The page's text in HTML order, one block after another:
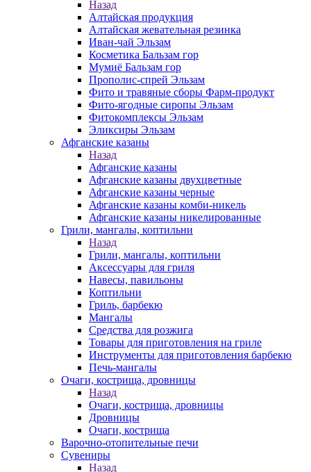
Назад
Алтайская продукция
Алтайская жевательная резинка
Иван-чай Эльзам
Косметика Бальзам гор
Мумиё Бальзам гор
Прополис-спрей Эльзам
Фито и травяные сборы Фарм-продукт
Фито-ягодные сиропы Эльзам
Фитокомплексы Эльзам
Эликсиры Эльзам
Афганские казаны
Назад
Афганские казаны
Афганские казаны двухцветные
Афганские казаны черные
Афганские казаны комби-никель
Афганские казаны никелированные
Грили, мангалы, коптильни
Назад
Грили, мангалы, коптильни
Аксессуары для гриля
Навесы, павильоны
Коптильни
Гриль, барбекю
Мангалы
Средства для розжига
Товары для приготовления на гриле
Инструменты для приготовления барбекю
Печь-мангалы
Очаги, кострища, дровницы
Назад
Очаги, кострища, дровницы
Дровницы
Очаги, кострища
Варочно-отопительные печи
Сувениры
Назад